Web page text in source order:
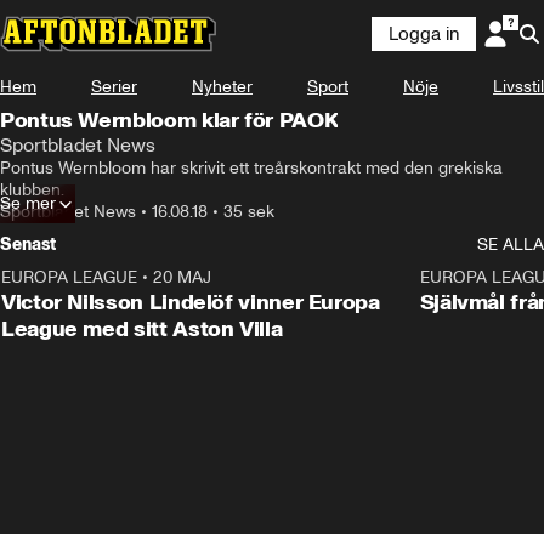
Logga in
Hem Serier Nyheter Sport Nöje Livsstil
Pontus Wernbloom klar för PAOK
Sportbladet News
Pontus Wernbloom har skrivit ett treårskontrakt med den grekiska
klubben.
Sportbladet News • 16.08.18 • 35 sek
Se mer
Senast
SE ALLA
EUROPA LEAGUE • 20 MAJ
Victor Nilsson Lindelöf vinner Europa
League med sitt Aston Villa
EUROPA
Självmål